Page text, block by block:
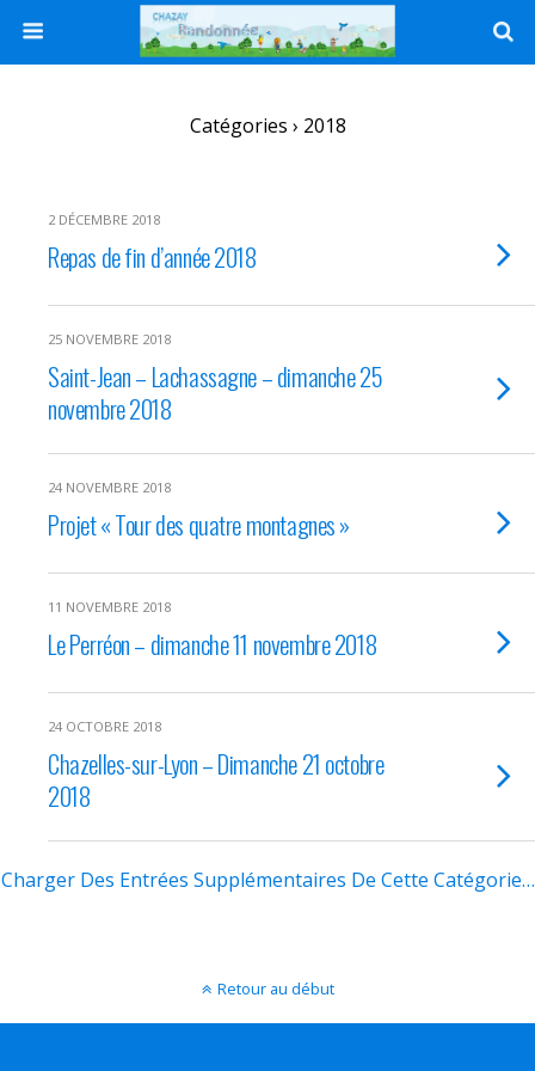
Catégories › 2018
2 DÉCEMBRE 2018
Repas de fin d’année 2018
25 NOVEMBRE 2018
Saint-Jean – Lachassagne – dimanche 25
novembre 2018
24 NOVEMBRE 2018
Projet « Tour des quatre montagnes »
11 NOVEMBRE 2018
Le Perréon – dimanche 11 novembre 2018
24 OCTOBRE 2018
Chazelles-sur-Lyon – Dimanche 21 octobre
2018
Charger Des Entrées Supplémentaires De Cette Catégorie…
Retour au début